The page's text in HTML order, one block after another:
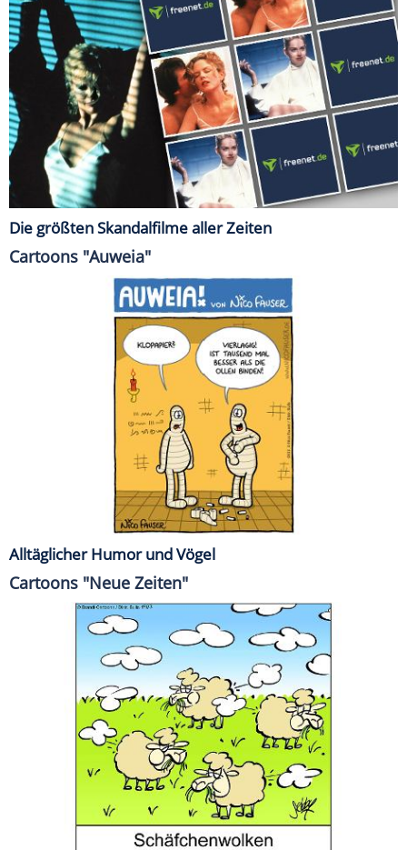
Die größten Skandalfilme aller Zeiten
Cartoons "Auweia"
Alltäglicher Humor und Vögel
Cartoons "Neue Zeiten"